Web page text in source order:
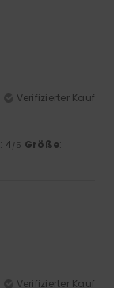
Verifizierter Kauf
: 4/5 Größe:
Verifizierter Kauf